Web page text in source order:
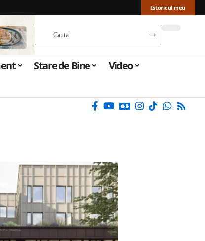
Istoricul meu
Stare de Bine
Video